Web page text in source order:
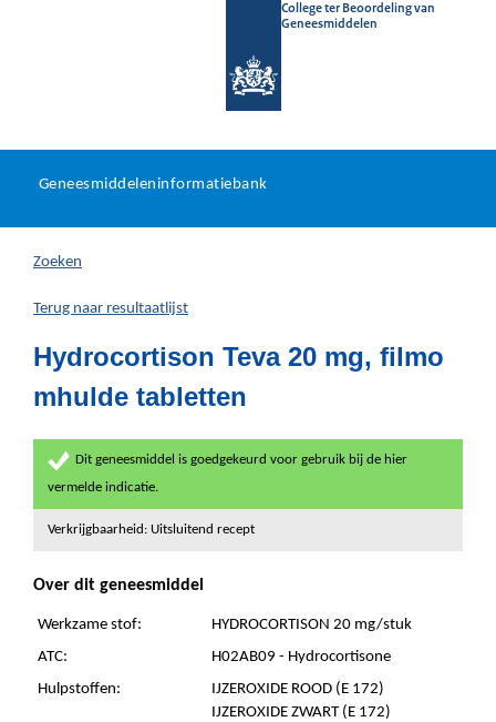
College ter Beoordeling van
Geneesmiddelen
U
hier:
Geneesmiddeleninformatiebank
Zoeken
Terug naar resultaatlijst
Hydrocortison Teva 20 mg, filmo
mhulde tabletten
Dit geneesmiddel is goedgekeurd voor gebruik bij de hier
vermelde indicatie.
Verkrijgbaarheid: Uitsluitend recept
Over dit geneesmiddel
Werkzame stof:
HYDROCORTISON 20 mg/stuk
ATC:
H02AB09 - Hydrocortisone
Hulpstoffen:
IJZEROXIDE ROOD (E 172)
IJZEROXIDE ZWART (E 172)